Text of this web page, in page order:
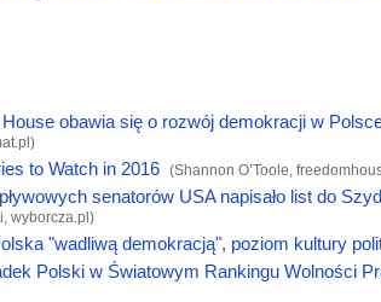
obawia się o rozwój demokracji w
)
to Watch in 2016 (Shannon O’Toole,
senatorów USA napisało list do
wyborcza.pl)
"wadliwą demokracją", poziom kultury
Polski w Światowym Rankingu Wolności